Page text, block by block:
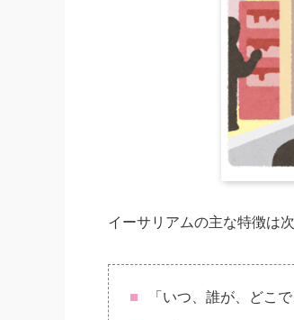
イーサリアムの主な特徴は次
「いつ、誰が、どこ